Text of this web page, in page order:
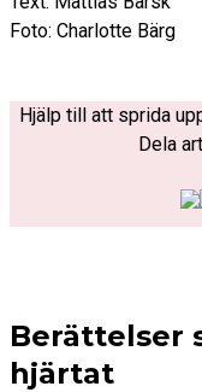
Foto: Charlotte Bärg
Hjälp till att sprida
Dela
Berättelser
hjärtat